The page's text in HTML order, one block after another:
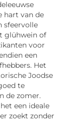
hart van de
sfeervolle
glühwein of
voor
een
Het
Joodse
te
de zomer.
een ideale
zoekt zonder